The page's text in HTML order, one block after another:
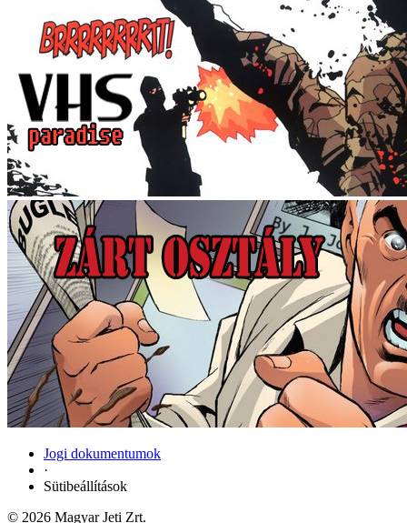
Jogi dokumentumok
·
Sütibeállítások
© 2026 Magyar Jeti Zrt.